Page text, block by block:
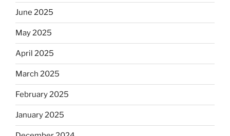
June 2025
May 2025
April 2025
March 2025
February 2025
January 2025